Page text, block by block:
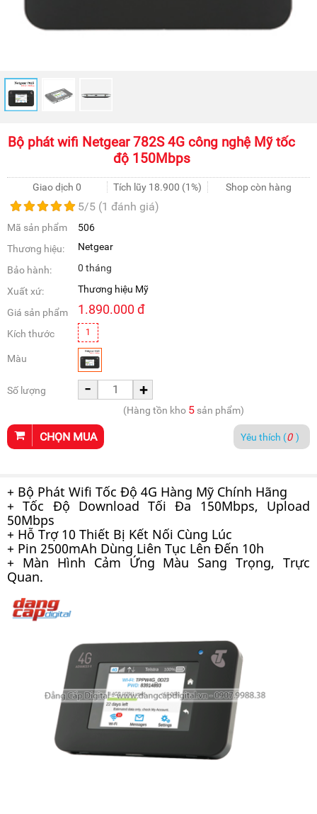
Bộ phát wifi Netgear 782S 4G công nghệ Mỹ tốc
độ 150Mbps
Giao dịch 0 Tích lũy 18.900 (1%) Shop còn hàng
5/5 (1 đánh giá)
Mã sản phẩm
506
Thương hiệu:
Netgear
Bảo hành: 0 tháng
Xuất xứ: Thương hiệu Mỹ
Giá sản phẩm 1.890.000 đ
Kích thước 1
Màu
Số lượng - +
(Hàng tồn kho 5sản phẩm)
CHỌN MUA Yêu thích (0 )
+ Bộ Phát Wifi Tốc Độ 4G Hàng Mỹ Chính Hãng
+ Tốc Độ Download Tối Đa 150Mbps, Upload
50Mbps
+ Hỗ Trợ 10 Thiết Bị Kết Nối Cùng Lúc
+ Pin 2500mAh Dùng Liên Tục Lên Đến 10h
+ Màn Hình Cảm Ứng Màu Sang Trọng, Trực
Quan.